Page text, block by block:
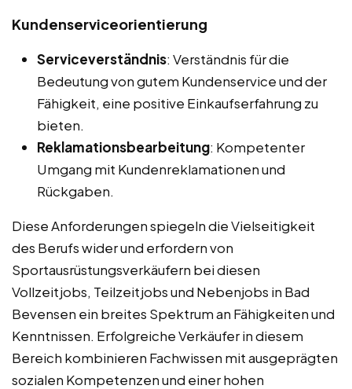
Kundenserviceorientierung
Serviceverständnis: Verständnis für die
Bedeutung von gutem Kundenservice und der
Fähigkeit, eine positive Einkaufserfahrung zu
bieten.
Reklamationsbearbeitung: Kompetenter
Umgang mit Kundenreklamationen und
Rückgaben.
Diese Anforderungen spiegeln die Vielseitigkeit
des Berufs wider und erfordern von
Sportausrüstungsverkäufern bei diesen
Vollzeitjobs, Teilzeitjobs und Nebenjobs in Bad
Bevensen ein breites Spektrum an Fähigkeiten und
Kenntnissen. Erfolgreiche Verkäufer in diesem
Bereich kombinieren Fachwissen mit ausgeprägten
sozialen Kompetenzen und einer hohen